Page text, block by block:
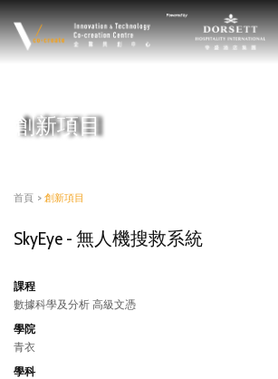
創新項目
首頁 > 創新項目
SkyEye - 無人機搜救系統
課程
數據科學及分析 高級文憑
學院
青衣
學科